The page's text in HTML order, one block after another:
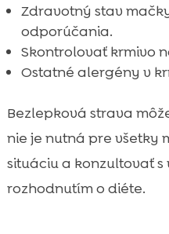
Zdravotný stav
odporúčania.
Skontrolovať krmivo
Ostatné alergény v
Bezlepková strava
nie je nutná pre všetky
situáciu a konzultovať
rozhodnutím o diéte.